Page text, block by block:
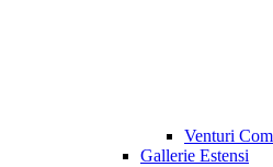
Venturi
Gallerie Estensi